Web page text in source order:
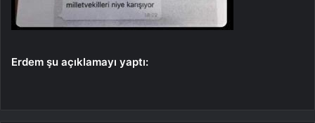
Erdem şu açıklamayı yaptı: